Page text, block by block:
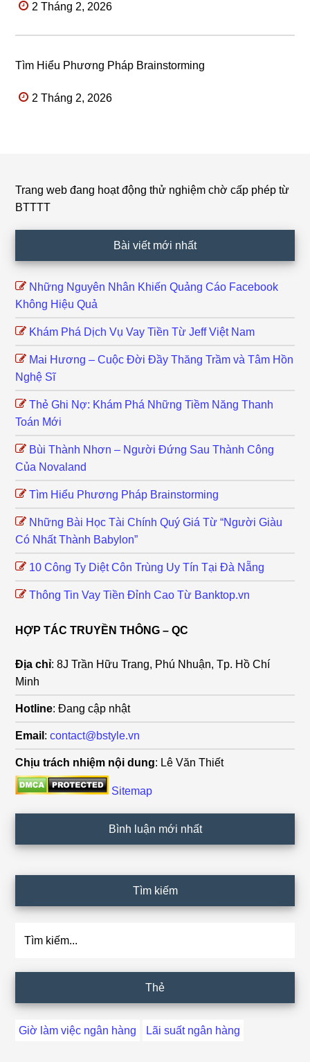
2 Tháng 2, 2026
Tìm Hiểu Phương Pháp Brainstorming
2 Tháng 2, 2026
Footer
Trang web đang hoạt động thử nghiệm chờ cấp phép từ
BTTTT
Bài viết mới nhất
Những Nguyên Nhân Khiến Quảng Cáo Facebook
Không Hiệu Quả
Khám Phá Dịch Vụ Vay Tiền Từ Jeff Việt Nam
Mai Hương – Cuộc Đời Đầy Thăng Trầm và Tâm Hồn
Nghệ Sĩ
Thẻ Ghi Nợ: Khám Phá Những Tiềm Năng Thanh
Toán Mới
Bùi Thành Nhơn – Người Đứng Sau Thành Công
Của Novaland
Tìm Hiểu Phương Pháp Brainstorming
Những Bài Học Tài Chính Quý Giá Từ “Người Giàu
Có Nhất Thành Babylon”
10 Công Ty Diệt Côn Trùng Uy Tín Tại Đà Nẵng
Thông Tin Vay Tiền Đỉnh Cao Từ Banktop.vn
HỢP TÁC TRUYỀN THÔNG – QC
Địa chỉ: 8J Trần Hữu Trang, Phú Nhuận, Tp. Hồ Chí
Minh
Hotline: Đang cập nhật
Email :contact@bstyle.vn
Chịu trách nhiệm nội dung: Lê Văn Thiết
Sitemap
Bình luận mới nhất
Tìm kiếm
Thẻ
Giờ làm việc ngân hàng Lãi suất ngân hàng